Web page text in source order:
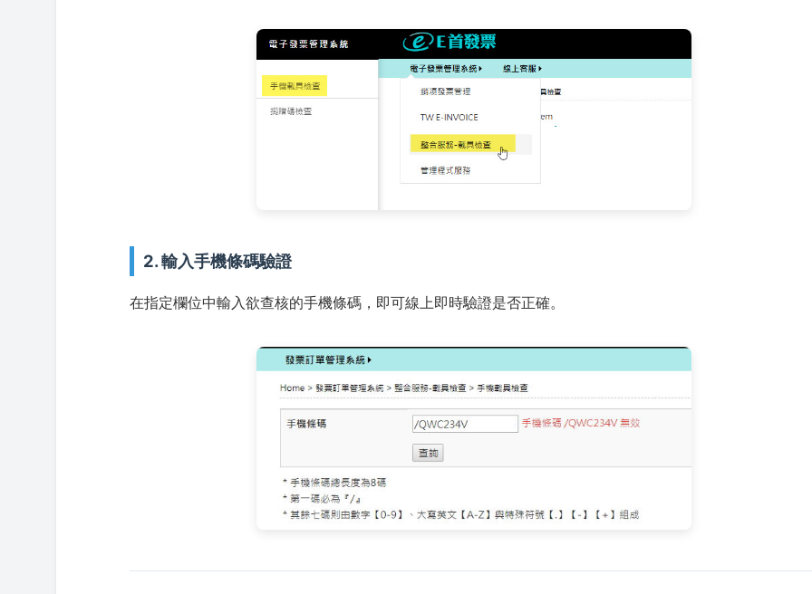
2. 輸入手機條碼驗證
在指定欄位中輸入欲查核的手機條碼，即可線上即時驗證是否正確。